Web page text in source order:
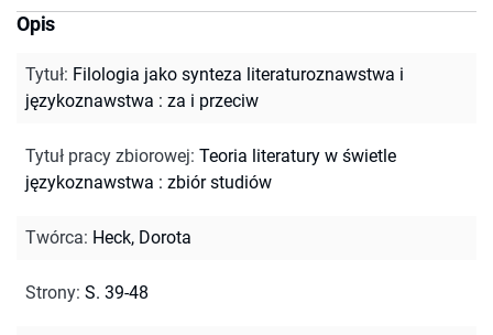
Opis
Tytuł: Filologia jako synteza literaturoznawstwa i
językoznawstwa : za i przeciw
Tytuł pracy zbiorowej: Teoria literatury w świetle
językoznawstwa : zbiór studiów
Twórca: Heck, Dorota
Strony: S. 39-48